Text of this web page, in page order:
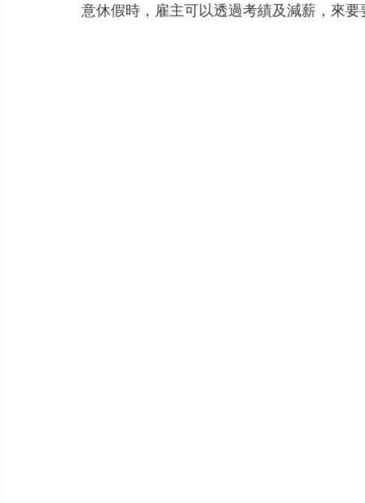
意休假時，雇主可以透過考績及減薪，來